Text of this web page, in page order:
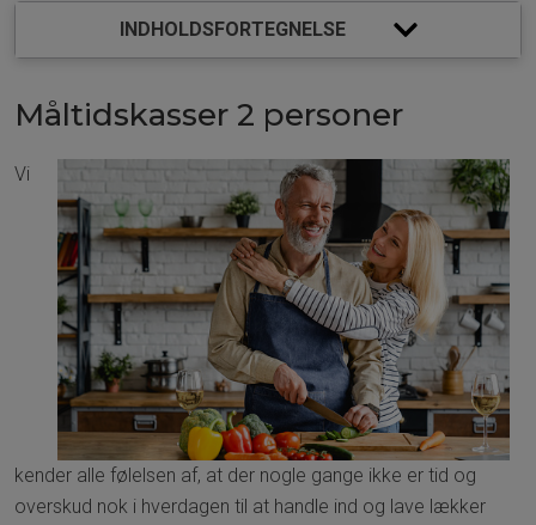
INDHOLDSFORTEGNELSE
Måltidskasser 2 personer
Vi
kender alle følelsen af, at der nogle gange ikke er tid og
overskud nok i hverdagen til at handle ind og lave lækker